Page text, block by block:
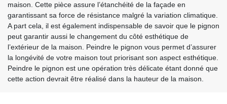
maison. Cette pièce assure l’étanchéité de la façade en
garantissant sa force de résistance malgré la variation climatique.
A part cela, il est également indispensable de savoir que le pignon
peut garantir aussi le changement du côté esthétique de
l’extérieur de la maison. Peindre le pignon vous permet d’assurer
la longévité de votre maison tout priorisant son aspect esthétique.
Peindre le pignon est une opération très délicate étant donné que
cette action devrait être réalisé dans la hauteur de la maison.